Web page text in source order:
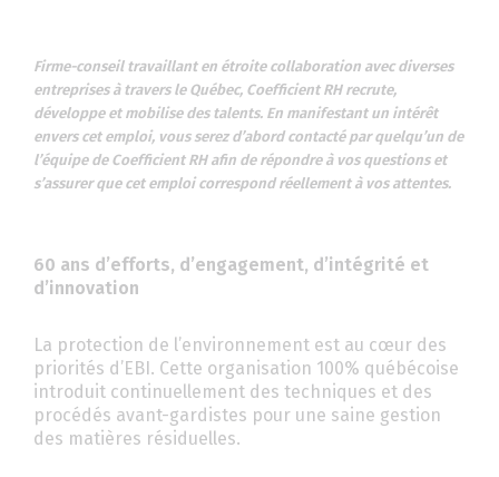
Firme-conseil travaillant en étroite collaboration avec diverses
entreprises à travers le Québec, Coefficient RH recrute,
développe et mobilise des talents. En manifestant un intérêt
envers cet emploi, vous serez d’abord contacté par quelqu’un de
l’équipe de Coefficient RH afin de répondre à vos questions et
s’assurer que cet emploi correspond réellement à vos attentes.
60 ans d’efforts, d’engagement, d’intégrité et
d’innovation
La protection de l’environnement est au cœur des
priorités d’EBI. Cette organisation 100% québécoise
introduit continuellement des techniques et des
procédés avant-gardistes pour une saine gestion
des matières résiduelles.